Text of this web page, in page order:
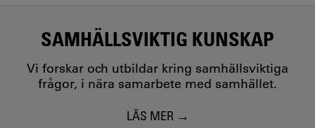
SAMHÄLLSVIKTIG KUNSKAP
Vi forskar och utbildar kring samhällsviktiga
frågor, i nära samarbete med samhället.
LÄS MER